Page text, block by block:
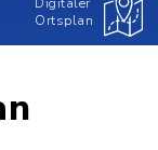
Ortsplan